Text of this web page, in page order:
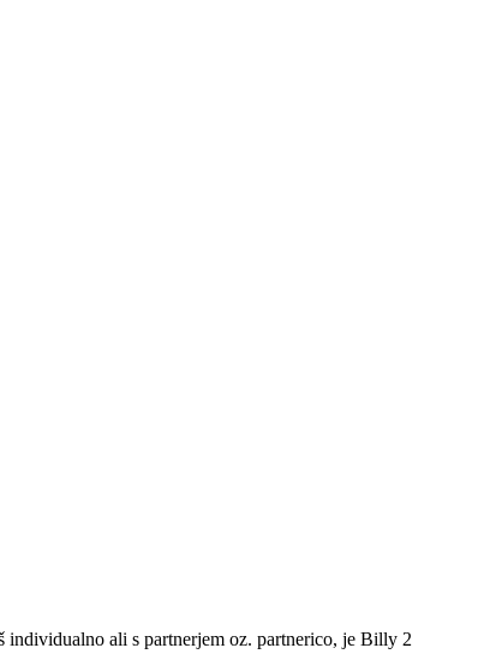
individualno ali s partnerjem oz. partnerico, je Billy 2